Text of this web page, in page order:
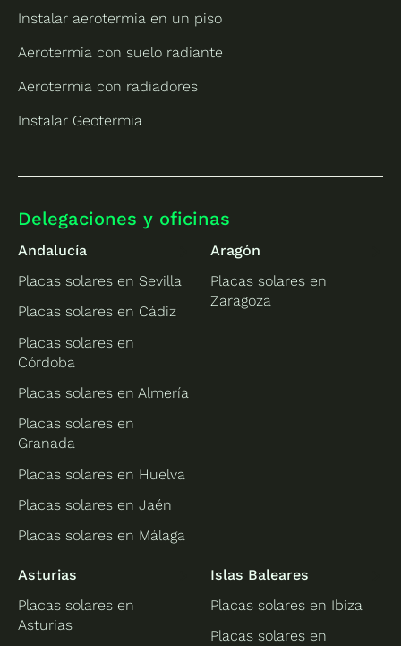
Instalar aerotermia en un piso
Aerotermia con suelo radiante
Aerotermia con radiadores
Instalar Geotermia
Delegaciones y oficinas
Andalucía
Placas solares en Sevilla
Placas solares en Cádiz
Placas solares en
Córdoba
Placas solares en Almería
Placas solares en
Granada
Placas solares en Huelva
Placas solares en Jaén
Placas solares en Málaga
Aragón
Placas solares en
Zaragoza
Asturias
Placas solares en
Asturias
Islas Baleares
Placas solares en Ibiza
Placas solares en